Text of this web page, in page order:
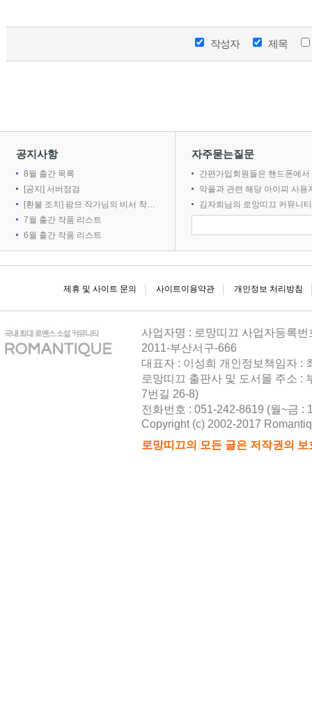
2026-
2026-
작성자 제목
공지사항
8월 출간 목록
[공지] 서버점검
[환불 조치] 팜므 작가님의 비서 착취는 출간 취소로 인해 환불 되었습니다.
7월 출간 작품 리스트
6월 출간 작품 리스트
자주묻는질문
간편가입회원들은 핸드폰에서 로망어플로 전자책을 볼 수 없
악플과 관련 해당 아이피 사용자를 차단
김자희님의 로망띠끄 커뮤니티 접속을 차단합
제휴 및 사이트 문의 사이트이용약관 개인정보 처리방침
사업자명 : 로망띠끄 사업자등록
2011-부산서구-666
대표자 : 이성희 개인정보책임자 :
로망띠끄 출판사 및 도서몰 주소 :
7번길 26-8)
전화번호 : 051-242-8619 (월~금 :
Copyright (c) 2002-2017
로망띠끄의 모든 글은 저작권의